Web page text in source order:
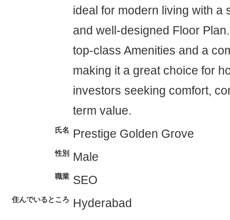
ideal for modern living with a
and well-designed Floor
top-class Amenities and a
making it a great choice for
investors seeking comfort,
term value.
氏名 Prestige Golden Grove
性別 Male
職業 SEO
住んでいるところ Hyderabad